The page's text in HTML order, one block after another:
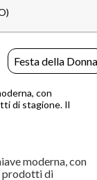
Festa della Donna
con
di stagione. Il
moderna, con
prodotti di